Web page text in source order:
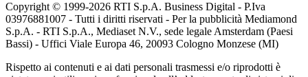
Copyright © 1999-2026 RTI S.p.A. Business Digital - P.Iva
03976881007 - Tutti i diritti riservati - Per la pubblicità Mediamond
S.p.A. - RTI S.p.A., Mediaset N.V., sede legale Amsterdam (Paesi
Bassi) - Uffici Viale Europa 46, 20093 Cologno Monzese (MI)
Rispetto ai contenuti e ai dati personali trasmessi e/o riprodotti è